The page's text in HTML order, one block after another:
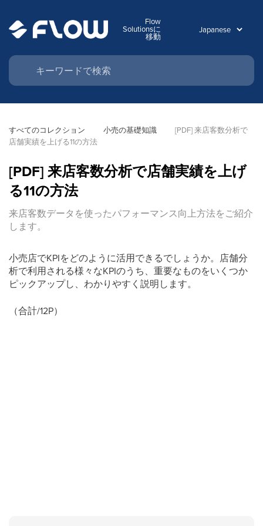
Flow
Solutionsに
移動
すべてのコレクション 小売の基礎知識
[PDF] 来店客数分析で
店舗実績を上げる11の方法
[PDF] 来店客数分析で店舗実績を上げ
る11の方法
来店客数データを使ったパフォーマンス向上方法をご紹介
します。
小売店でKPIをどのように活用できるでしょうか。店舗分
析で利用される様々なKPIのうち、重要なものをいくつか
ピックアップし、わかりやすく説明します。
（合計/12P）